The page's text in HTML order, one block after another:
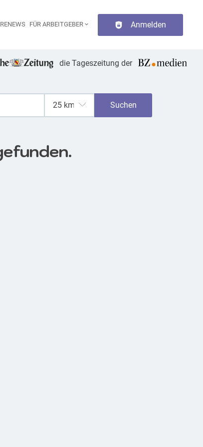
FÜR ARBEITGEBER Anmelden
die Tageszeitung der
Suchen